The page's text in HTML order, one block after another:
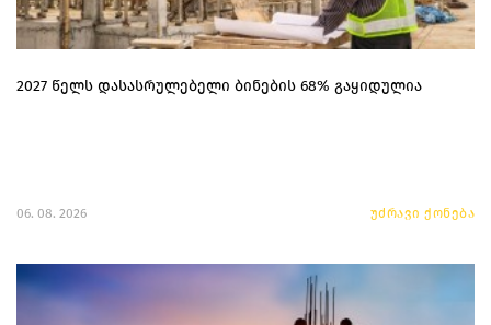
2027 წელს დასასრულებელი ბინების 68% გაყიდულია
06. 08. 2026 უძრავი ქონება